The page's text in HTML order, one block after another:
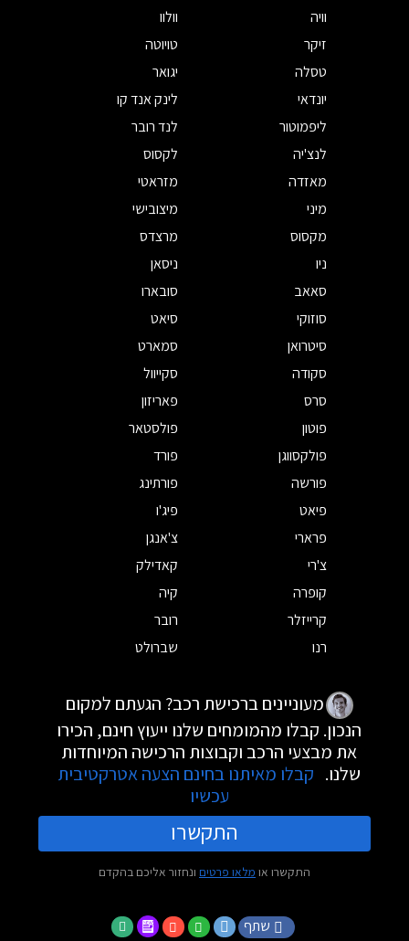
וויה
וולוו
זיקר
טויוטה
טסלה
יגואר
יונדאי
לינק אנד קו
ליפמוטור
לנד רובר
לנצ'יה
לקסוס
מאזדה
מזראטי
מיני
מיצובישי
מקסוס
מרצדס
ניו
ניסאן
סאאב
סובארו
סוזוקי
סיאט
סיטרואן
סמארט
סקודה
סקייוול
סרס
פאריזון
פוטון
פולסטאר
פולקסווגן
פורד
פורשה
פורתינג
פיאט
פיג'ו
פרארי
צ'אנגן
צ'רי
קאדילק
קופרה
קיה
קרייזלר
רובר
רנו
שברולט
מעוניינים ברכישת רכב? הגעתם למקום
הנכון. קבלו מהמומחים שלנו ייעוץ חינם, הכירו
את מבצעי הרכב וקבוצות הרכישה המיוחדות
שלנו. קבלו מאיתנו בחינם הצעה אטרקטיבית
עכשיו
התקשרו
התקשרו או מלאו פרטים ונחזור אליכם בהקדם
שתף